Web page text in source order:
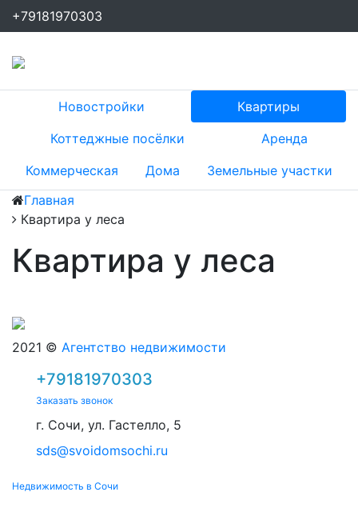
+79181970303
Новостройки
Квартиры
Коттеджные посёлки
Аренда
Коммерческая
Дома
Земельные участки
Главная
Квартира у леса
Квартира у леса
2021 © Агентство недвижимости
+79181970303
Заказать звонок
г. Сочи, ул. Гастелло, 5
sds@svoidomsochi.ru
Недвижимость в Сочи